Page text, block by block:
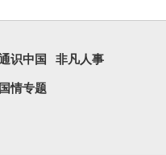
识中国 非凡人事
国情专题